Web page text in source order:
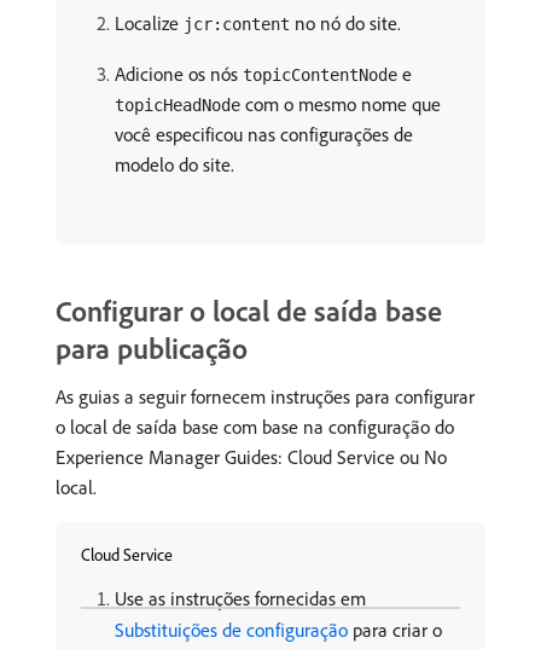
Localize jcr:content no nó do site.
Adicione os nós topicContentNode e
topicHeadNode com o mesmo nome que
você especificou nas configurações de
modelo do site.
Configurar o local de saída base
para publicação
As guias a seguir fornecem instruções para configurar
o local de saída base com base na configuração do
Experience Manager Guides: Cloud Service ou No
local.
Cloud Service
Use as instruções fornecidas em
Substituições de configuração para criar o